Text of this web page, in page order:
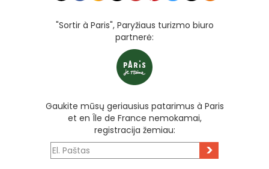
"Sortir à Paris", Paryžiaus turizmo biuro
partnerė:
Gaukite mūsų geriausius patarimus à Paris
et en Île de France nemokamai,
registracija žemiau:
>